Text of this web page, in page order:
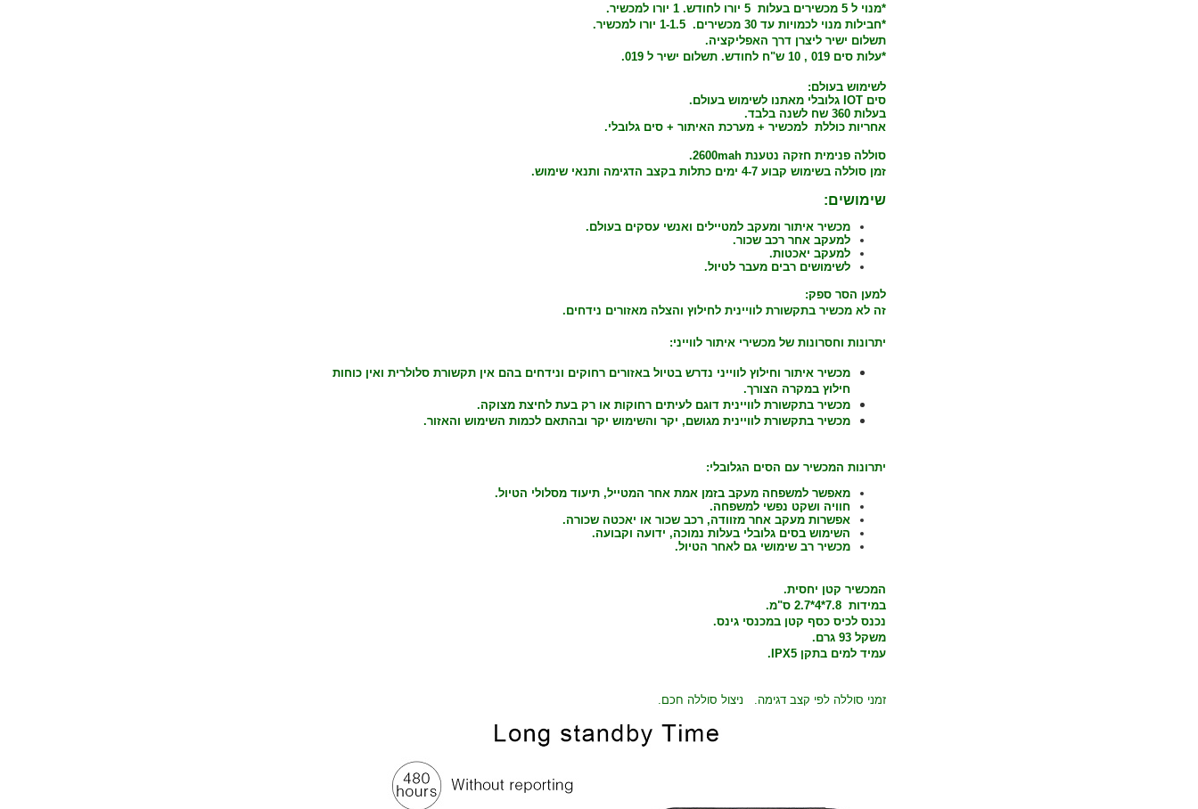
*מנוי ל 5 מכשירים בעלות 5 יורו לחודש. 1 יורו למכשיר.
*חבילות מנוי לכמויות עד 30 מכשירים. 1-1.5 יורו למכשיר.
תשלום ישיר ליצרן דרך האפליקציה.
*עלות סים 019 , 10 ש"ח לחודש. תשלום ישיר ל 019.
לשימוש בעולם:
סים IOT גלובלי
מאתנו לשימוש בעולם.
בעלות 360 שח לשנה בלבד.
אחריות כוללת למכשיר + מערכת האיתור + סים גלובלי.
סוללה פנימית חזקה נטענת 2600mah.
זמן סוללה בשימוש קבוע 4-7 ימים כתלות בקצב הדגימה ותנאי שימוש.
שימושים:
מכשיר איתור ומעקב למטיילים ואנשי עסקים בעולם.
למעקב אחר רכב שכור.
למעקב יאכטות.
לשימושים רבים מעבר לטיול.
למען הסר ספק:
זה לא מכשיר בתקשורת לוויינית לחילוץ והצלה מאזורים נידחים.
יתרונות וחסרונות של מכשירי איתור לווייני:
מכשיר איתור וחילוץ לווייני נדרש בטיול באזורים רחוקים ונידחים בהם אין תקשורת סלולרית ואין כוחות
חילוץ במקרה הצורך.
מכשיר בתקשורת לוויינית דוגם לעיתים רחוקות או רק בעת לחיצת מצוקה.
מכשיר בתקשורת לוויינית מגושם, יקר והשימוש יקר ובהתאם לכמות השימוש והאזור.
יתרונות המכשיר עם הסים הגלובלי:
מאפשר למשפחה מעקב בזמן אמת אחר המטייל, תיעוד מסלולי הטיול.
חוויה ושקט נפשי למשפחה.
אפשרות מעקב אחר מזוודה, רכב שכור או יאכטה שכורה.
השימוש בסים גלובלי בעלות נמוכה, ידועה וקבועה.
מכשיר רב שימושי גם לאחר הטיול.
המכשיר קטן יחסית.
במידות 7.8*4*2.7 ס"מ.
נכנס לכיס כסף קטן במכנסי גינס.
משקל 93 גרם.
עמיד למים בתקן IPX5.
זמני סוללה לפי קצב דגימה. ניצול סוללה חכם.